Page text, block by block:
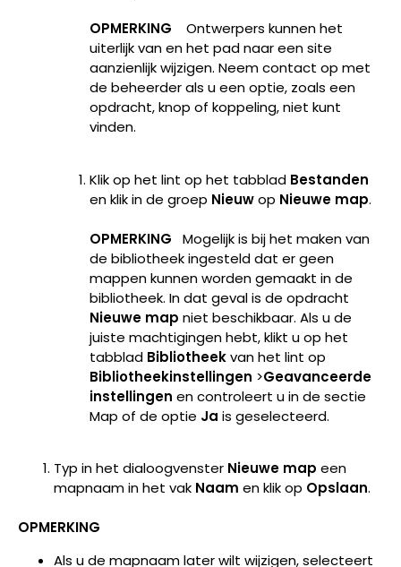
OPMERKING
Ontwerpers kunnen het
uiterlijk van en het pad naar een site
aanzienlijk wijzigen. Neem contact op met
de beheerder als u een optie, zoals een
opdracht, knop of koppeling, niet kunt
vinden.
Klik op het lint op het tabblad Bestanden
en klik in de groep Nieuwop Nieuwe map.
OPMERKING
Mogelijk is bij het maken van
de bibliotheek ingesteld dat er geen
mappen kunnen worden gemaakt in de
bibliotheek. In dat geval is de opdracht
Nieuwe map niet beschikbaar. Als u de
juiste machtigingen hebt, klikt u op het
tabblad Bibliotheekvan het lint op
Bibliotheekinstellingen >Geavanceerde
instellingen en controleert u in de sectie
Map of de optie Ja is geselecteerd.
Typ in het dialoogvenster Nieuwe map een
mapnaam in het vak Naam en klik op Opslaan.
OPMERKING
Als u de mapnaam later wilt wijzigen, selecteert